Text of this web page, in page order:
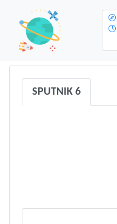
SPUTNIK 6